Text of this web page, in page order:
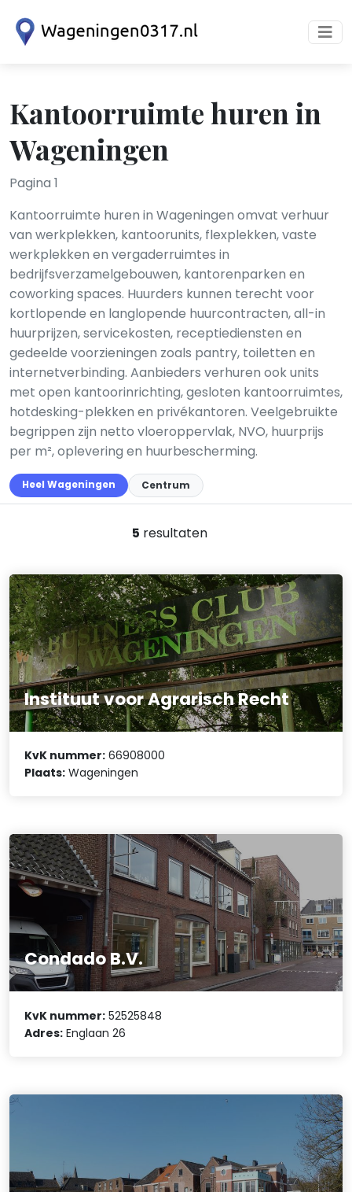
Kantoorruimte huren in
Wageningen
Pagina 1
Kantoorruimte huren in Wageningen omvat verhuur
van werkplekken, kantoorunits, flexplekken, vaste
werkplekken en vergaderruimtes in
bedrijfsverzamelgebouwen, kantorenparken en
coworking spaces. Huurders kunnen terecht voor
kortlopende en langlopende huurcontracten, all-in
huurprijzen, servicekosten, receptiediensten en
gedeelde voorzieningen zoals pantry, toiletten en
internetverbinding. Aanbieders verhuren ook units
met open kantoorinrichting, gesloten kantoorruimtes,
hotdesking-plekken en privékantoren. Veelgebruikte
begrippen zijn netto vloeroppervlak, NVO, huurprijs
per m², oplevering en huurbescherming.
Heel Wageningen Centrum
5 resultaten
Instituut voor Agrarisch Recht
KvK nummer: 66908000
Plaats: Wageningen
Condado B.V.
KvK nummer: 52525848
Adres: Englaan 26